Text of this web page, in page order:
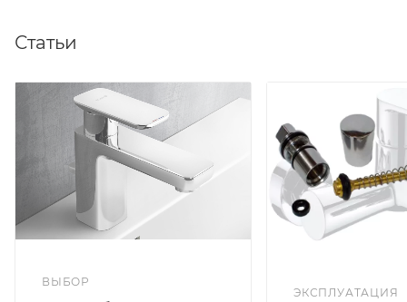
Статьи
ВЫБОР
ЭКСПЛУАТАЦИЯ